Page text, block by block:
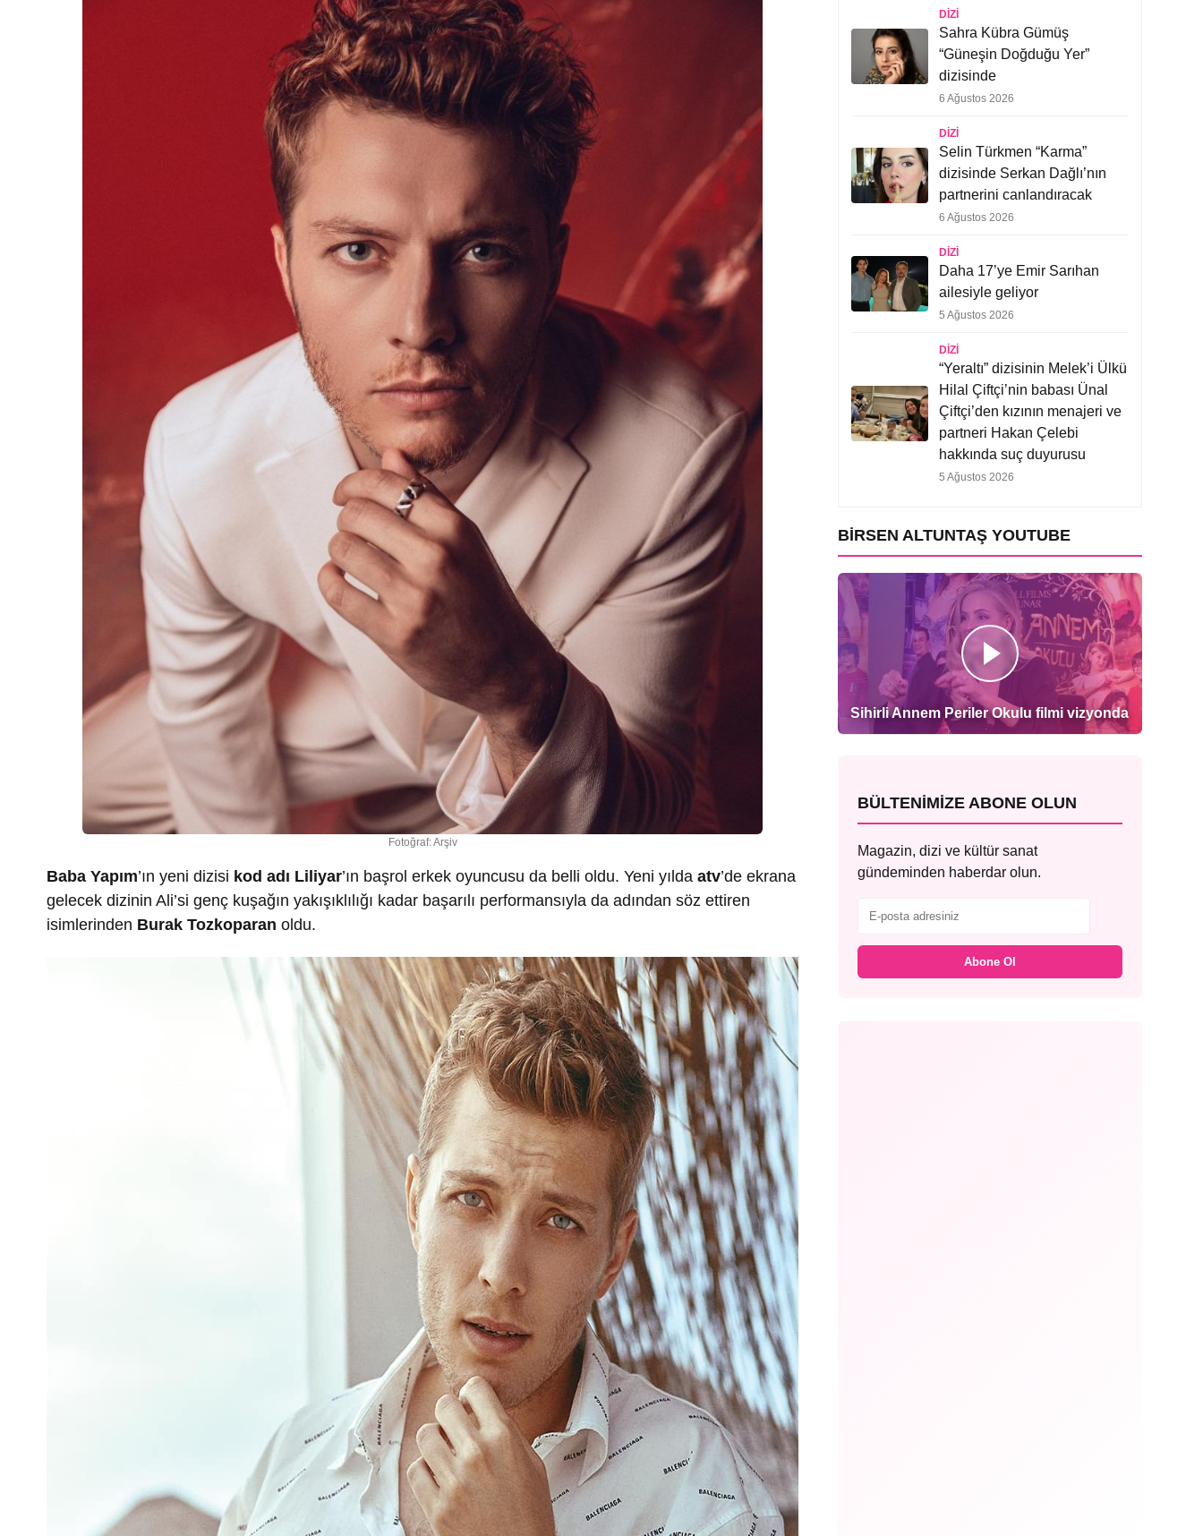
Fotoğraf: Arşiv
Baba Yapım’ın yeni dizisi kod adı Liliyar’ın başrol erkek oyuncusu da belli oldu. Yeni yılda atv’de ekrana
gelecek dizinin Ali’si genç kuşağın yakışıklılığı kadar başarılı performansıyla da adından söz ettiren
isimlerinden Burak Tozkoparan oldu.
DIZI
Sahra Kübra Gümüş
“Güneşin Doğduğu Yer”
dizisinde
6 Ağustos 2026
DIZI
Selin Türkmen “Karma”
dizisinde Serkan Dağlı’nın
partnerini canlandıracak
6 Ağustos 2026
DIZI
Daha 17’ye Emir Sarıhan
ailesiyle geliyor
5 Ağustos 2026
DIZI
“Yeraltı” dizisinin Melek’i Ülkü
Hilal Çiftçi’nin babası Ünal
Çiftçi’den kızının menajeri ve
partneri Hakan Çelebi
hakkında suç duyurusu
5 Ağustos 2026
BIRSEN ALTUNTAŞ YOUTUBE
Sihirli Annem Periler Okulu filmi vizyonda
BÜLTENIMIZE ABONE OLUN
Magazin, dizi ve kültür sanat
gündeminden haberdar olun.
Abone Ol